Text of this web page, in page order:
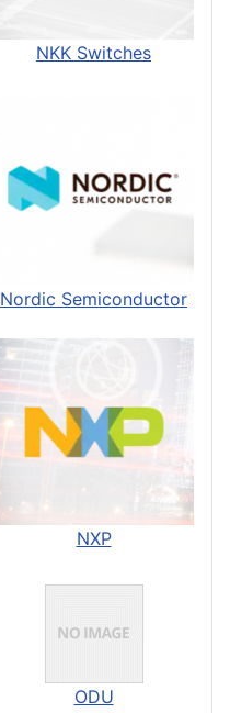
NKK Switches
Nordic Semiconductor
NXP
ODU